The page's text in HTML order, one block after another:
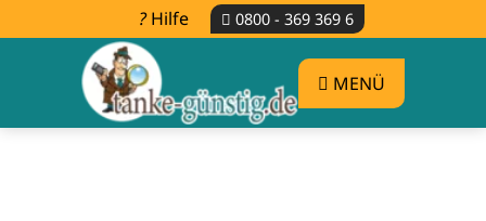
Hilfe 0800 - 369 369 6
MENÜ